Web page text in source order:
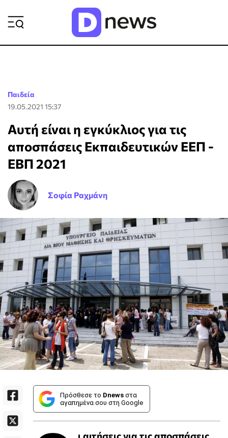
Παιδεία
19.05.2021 15:37
Αυτή είναι η εγκύκλιος για τις
αποσπάσεις Εκπαιδευτικών ΕΕΠ -
ΕΒΠ 2021
Σοφία Ραχμάνη
Πρόσθεσε το Dnews στα
αγαπημένα σου στη Google
ι αιτήσεις για τις αποσπάσεις